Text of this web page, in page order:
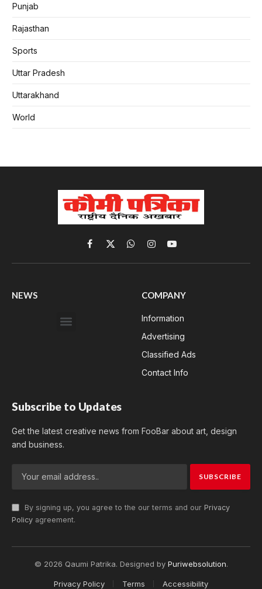
Punjab
Rajasthan
Sports
Uttar Pradesh
Uttarakhand
World
Facebook
X
(Twitter)
WhatsApp
InstagramYouTube
NEWS COMPANY
Information
Advertising
Classified Ads
Contact Info
Subscribe to Updates
Get the latest creative news from FooBar about art, design
and business.
By signing up, you agree to the our terms and our Privacy
Policy agreement.
© 2026 Qaumi Patrika. Designed by Puriwebsolution.
Privacy Policy Terms Accessibility